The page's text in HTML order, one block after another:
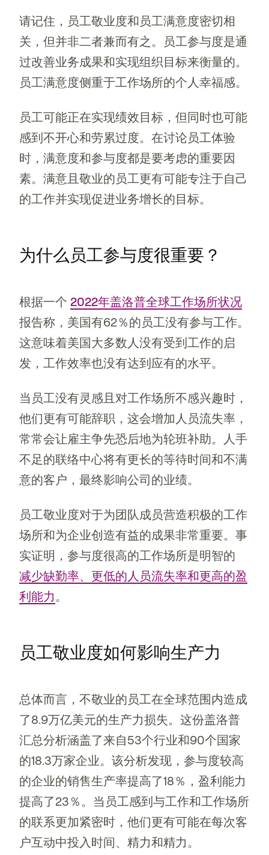
请记住，员工敬业度和员工满意度密切相
关，但并非二者兼而有之。员工参与度是通
过改善业务成果和实现组织目标来衡量的。
员工满意度侧重于工作场所的个人幸福感。
员工可能正在实现绩效目标，但同时也可能
感到不开心和劳累过度。在讨论员工体验
时，满意度和参与度都是要考虑的重要因
素。满意且敬业的员工更有可能专注于自己
的工作并实现促进业务增长的目标。
为什么员工参与度很重要？
根据一个 2022年盖洛普全球工作场所状况
报告称，美国有62％的员工没有参与工作。
这意味着美国大多数人没有受到工作的启
发，工作效率也没有达到应有的水平。
当员工没有灵感且对工作场所不感兴趣时，
他们更有可能辞职，这会增加人员流失率，
常常会让雇主争先恐后地为轮班补助。人手
不足的联络中心将有更长的等待时间和不满
意的客户，最终影响公司的业绩。
员工敬业度对于为团队成员营造积极的工作
场所和为企业创造有益的成果非常重要。事
实证明，参与度很高的工作场所是明智的
减少缺勤率、更低的人员流失率和更高的盈
利能力 。
员工敬业度如何影响生产力
总体而言，不敬业的员工在全球范围内造成
了8.9万亿美元的生产力损失。这份盖洛普
汇总分析涵盖了来自53个行业和90个国家
的18.3万家企业。该分析发现，参与度较高
的企业的销售生产率提高了18％，盈利能力
提高了23％。当员工感到与工作和工作场所
的联系更加紧密时，他们更有可能在每次客
户互动中投入时间、精力和精力。